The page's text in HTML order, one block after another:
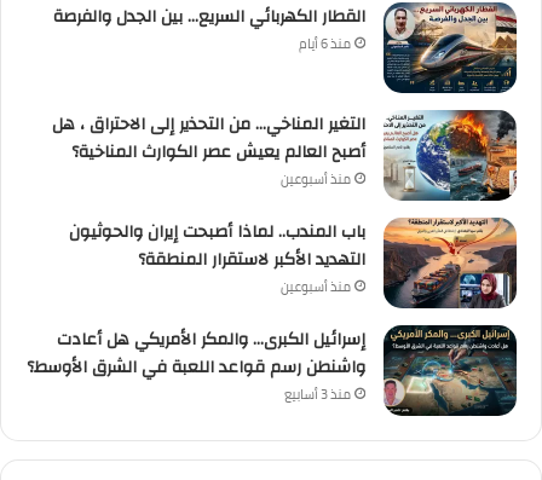
القطار الكهربائي السريع… بين الجدل والفرصة
منذ 6 أيام
التغير المناخي… من التحذير إلى الاحتراق ، هل
أصبح العالم يعيش عصر الكوارث المناخية؟
منذ أسبوعين
باب المندب.. لماذا أصبحت إيران والحوثيون
التهديد الأكبر لاستقرار المنطقة؟
منذ أسبوعين
إسرائيل الكبرى… والمكر الأمريكي هل أعادت
واشنطن رسم قواعد اللعبة في الشرق الأوسط؟
منذ 3 أسابيع